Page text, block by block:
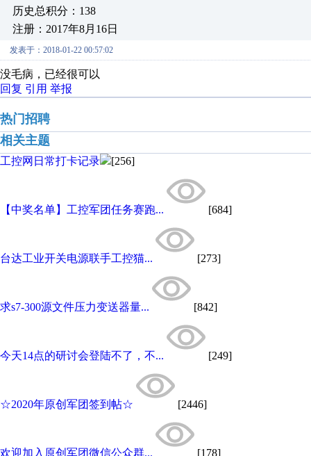
历史总积分：138
注册：2017年8月16日
发表于：2018-01-22 00:57:02
没毛病，已经很可以
回复 引用 举报
热门招聘
相关主题
工控网日常打卡记录 [256]
【中奖名单】工控军团任务赛跑... [684]
台达工业开关电源联手工控猫... [273]
求s7-300源文件压力变送器量... [842]
今天14点的研讨会登陆不了，不... [249]
☆2020年原创军团签到帖☆ [2446]
欢迎加入原创军团微信公众群... [178]